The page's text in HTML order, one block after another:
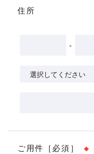
住所
-
ご用件［必須］ ※